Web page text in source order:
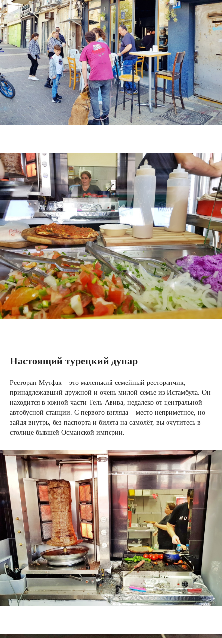
Настоящий турецкий дунар
Ресторан Мутфак – это маленький семейный ресторанчик,
принадлежавший дружной и очень милой семье из Истамбула. Он
находится в южной части Тель-Авива, недалеко от центральной
автобусной станции. С первого взгляда – место неприметное, но
зайдя внутрь, без паспорта и билета на самолёт, вы очутитесь в
столице бывшей Османской империи.